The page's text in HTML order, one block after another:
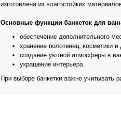
изготовлена из влагостойких
Основные функции банкеток для
обеспечение дополнительного
хранение полотенец, косметики и
создание уютной атмосферы в
украшение интерьера.
При выборе банкетки важно учитывать